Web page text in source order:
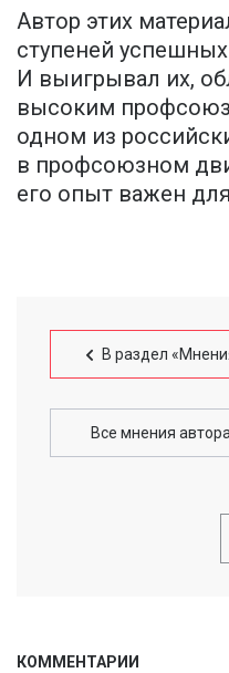
Автор этих
ступеней
И выигрывал их,
высоким
одном из
в профсоюзном
его опыт важен
В раздел
Все мнения автора
КОММЕНТАРИИ